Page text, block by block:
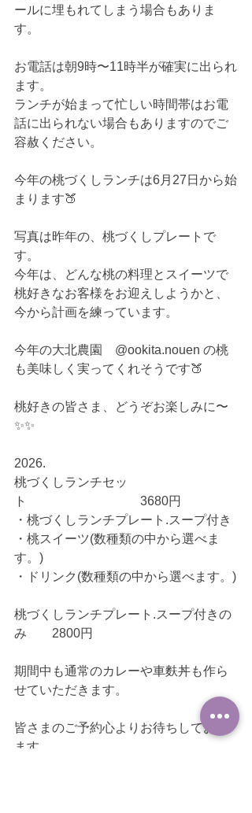
ールに埋もれてしまう場合もありま
す。
お電話は朝9時〜11時半が確実に出られ
ます。
ランチが始まって忙しい時間帯はお電
話に出られない場合もありますのでご
容赦ください。
今年の桃づくしランチは6月27日から始
まります🍑
写真は昨年の、桃づくしプレートで
す。
今年は、どんな桃の料理とスイーツで
桃好きなお客様をお迎えしようかと、
今から計画を練っています。
今年の大北農園　@ookita.nouen の桃
も美味しく実ってくれそうです🍑
桃好きの皆さま、どうぞお楽しみに〜
✨✨
2026.
桃づくしランチセッ
ト　　　　　　　　　3680円
・桃づくしランチプレート.スープ付き
・桃スイーツ(数種類の中から選べま
す。)
・ドリンク(数種類の中から選べます。)
桃づくしランチプレート.スープ付きの
み　　2800円
期間中も通常のカレーや車麩丼も作ら
せていただきます。
皆さまのご予約心よりお待ちしており
ます。